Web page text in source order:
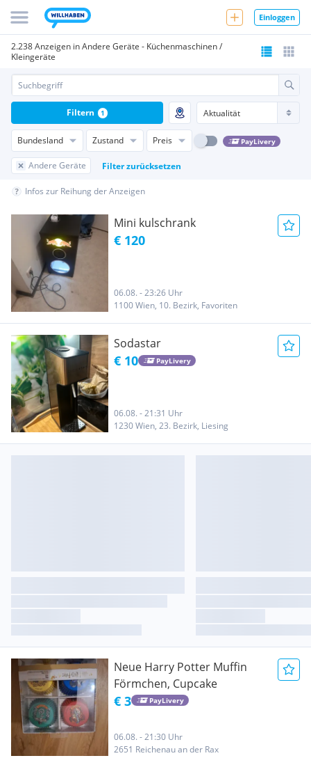
Einloggen
2.238 Anzeigen in Andere Geräte - Küchenmaschinen /
Kleingeräte
Bundesland Zustand Preis PayLivery
Andere Geräte Filter zurücksetzen
Filtern 1
Infos zur Reihung der Anzeigen
Mini kulschrank
€ 120
06.08. - 23:26 Uhr
1100 Wien, 10. Bezirk, Favoriten
Sodastar
€ 10 PayLivery
06.08. - 21:31 Uhr
1230 Wien, 23. Bezirk, Liesing
Neue Harry Potter Muffin
Förmchen, Cupcake
€ 3 PayLivery
06.08. - 21:30 Uhr
2651 Reichenau an der Rax